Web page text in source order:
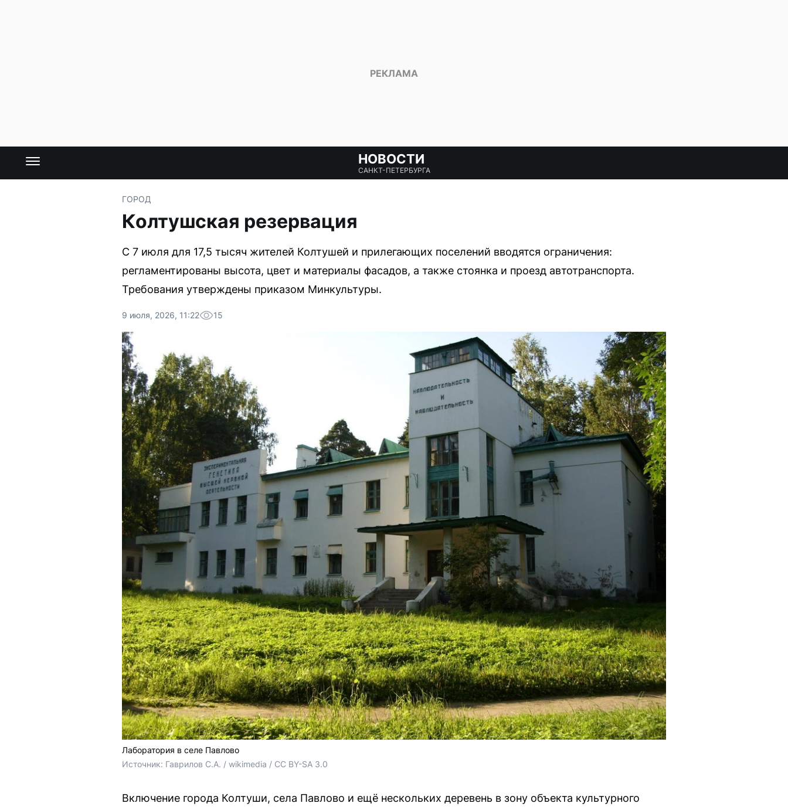
НОВОСТИ
САНКТ-ПЕТЕРБУРГА
ГОРОД
Колтушская резервация
С 7 июля для 17,5 тысяч жителей Колтушей и прилегающих поселений вводятся ограничения:
регламентированы высота, цвет и материалы фасадов, а также стоянка и проезд автотранспорта.
Требования утверждены приказом Минкультуры.
9 июля, 2026, 11:22 15
Лаборатория в селе Павлово
Источник: Гаврилов С.А. / wikimedia / CC BY-SA 3.0
Включение города Колтуши, села Павлово и ещё нескольких деревень в зону объекта культурного